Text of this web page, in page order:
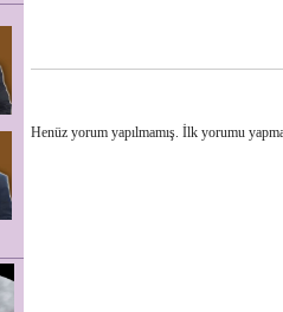
Henüz yorum yapılmamış. İlk yorumu